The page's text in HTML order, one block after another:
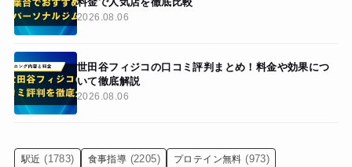
2026.08.06
世田谷フィジコの口コミ評判まとめ！料金や効果につ
いて徹底解説
2026.08.06
駅近 (1783) 食事指導 (2205) プロテイン無料 (973)